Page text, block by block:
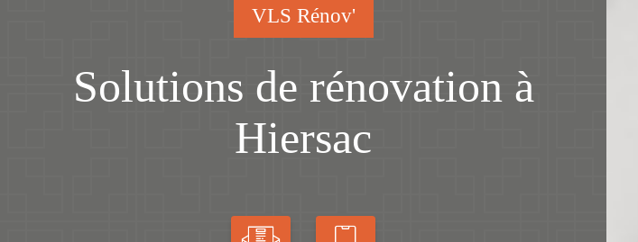
VLS Rénov'
Solutions de rénovation à
Hiersac